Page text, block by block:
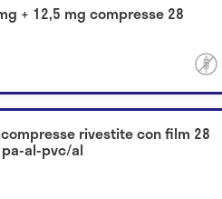
+ 12,5 mg compresse 28
rivestite con film 28
al-pvc/al